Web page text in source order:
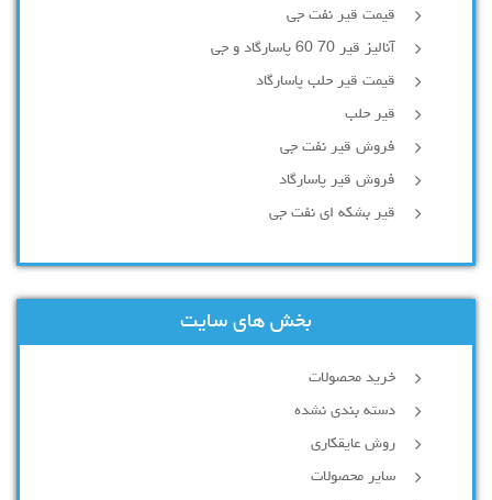
قیمت قیر نفت جی
آنالیز قیر 70 60 پاسارگاد و جی
قیمت قیر حلب پاسارگاد
قیر حلب
فروش قیر نفت جی
فروش قیر پاسارگاد
قیر بشکه ای نفت جی
بخش های سایت
خرید محصولات
دسته بندی نشده
روش عایقکاری
سایر محصولات